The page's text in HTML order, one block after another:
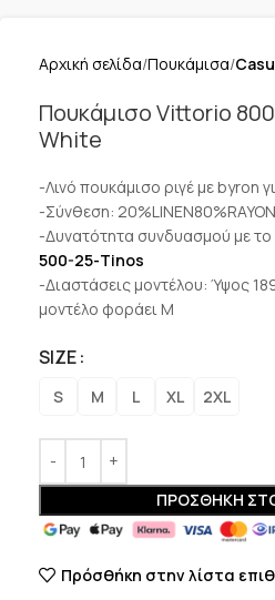
Αρχική σελίδα Πουκάμισα
Πουκάμισο Vittorio
White
-Λινό πουκάμισο ριγέ με byron
-Σύνθεση: 20%LINEN80%RAYON
-Δυνατότητα συνδυασμού με το
500-25-Tinos
-Διαστάσεις μοντέλου: Ύψος
μοντέλο φοράει M
SIZE
S M L XL 2XL
ΠΡΟΣΘΉΚΗ
Πρόσθήκη στην λίστα